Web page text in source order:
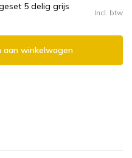
5 delig grijs
Incl. btw
aan winkelwagen